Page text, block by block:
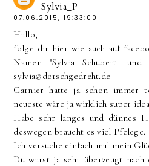
Sylvia_P
07.06.2015, 19:33:00
Hallo,
folge dir hier wie auch auf
Namen "Sylvia Schubert"
sylvia@dorschgedreht.de
Garnier hatte ja schon immer
neueste wäre ja wirklich super
Habe sehr langes und dünnes
deswegen braucht es viel Pfelege.
Ich versuche einfach mal mein
Du warst ja sehr überzeugt